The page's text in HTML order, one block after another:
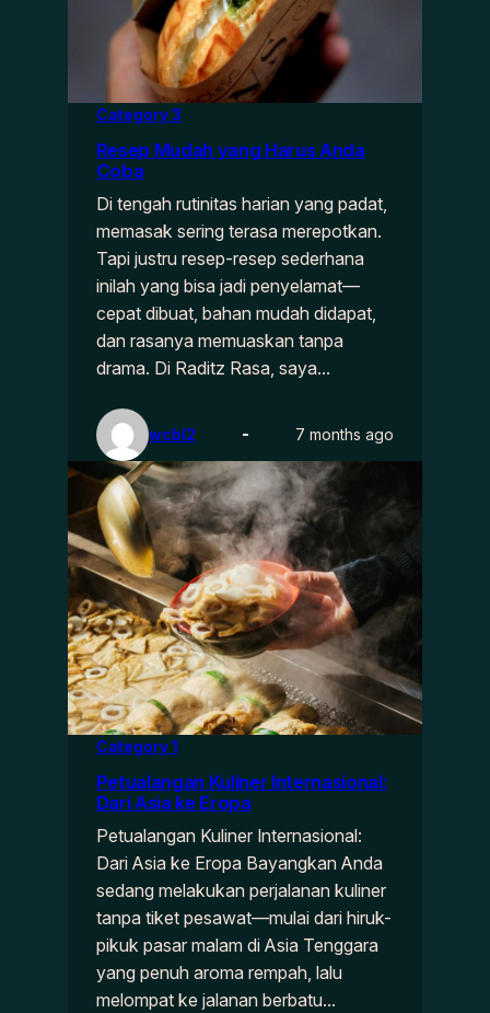
Category 3
Resep Mudah yang Harus Anda
Coba
Di tengah rutinitas harian yang padat,
memasak sering terasa merepotkan.
Tapi justru resep-resep sederhana
inilah yang bisa jadi penyelamat—
cepat dibuat, bahan mudah didapat,
dan rasanya memuaskan tanpa
drama. Di Raditz Rasa, saya…
wcbl2 7 months ago
Category 1
Petualangan Kuliner Internasional:
Dari Asia ke Eropa
Petualangan Kuliner Internasional:
Dari Asia ke Eropa Bayangkan Anda
sedang melakukan perjalanan kuliner
tanpa tiket pesawat—mulai dari hiruk-
pikuk pasar malam di Asia Tenggara
yang penuh aroma rempah, lalu
melompat ke jalanan berbatu…